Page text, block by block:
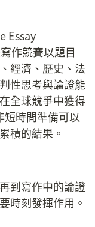
Essay
作競賽以題目
經濟、歷史、法
性思考與論證能
全球競爭中獲得
時間準備可以
積的結果。
到寫作中的論證
時刻發揮作用。